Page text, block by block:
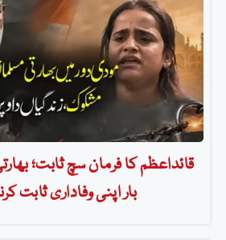
قائداعظم کا فرمان سچ ثابت؛
بار اپنی وفاداری ثابت